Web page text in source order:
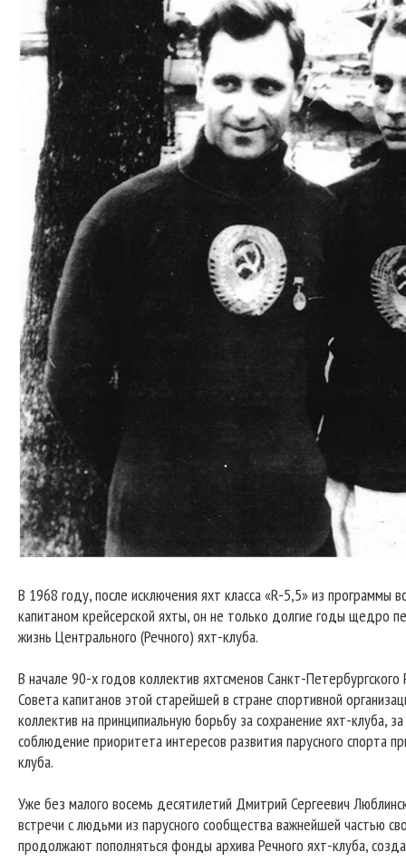
В 1968 году, после исключения яхт класса «R-5,5» из программы
капитаном крейсерской яхты, он не только долгие годы щедро
жизнь Центрального (Речного) яхт-клуба.
В начале 90-х годов коллектив яхтсменов Санкт-
Совета капитанов этой старейшей в стране спортивной
коллектив на принципиальную борьбу за сохранение яхт-
соблюдение приоритета интересов развития парусного спорта
клуба.
Уже без малого восемь десятилетий Дмитрий Сергеевич
встречи с людьми из парусного сообщества важнейшей частью
продолжают пополняться фонды архива Речного яхт-клуба,